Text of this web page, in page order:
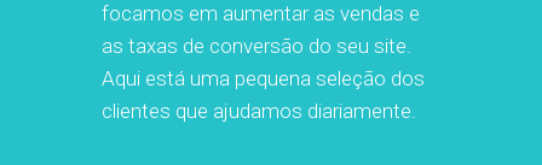
focamos em aumentar as vendas e
as taxas de conversão do seu site.
Aqui está uma pequena seleção dos
clientes que ajudamos diariamente.